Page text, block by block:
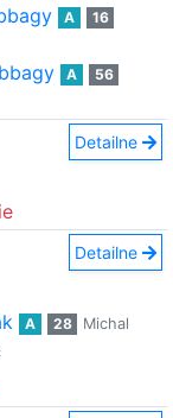
A
16
A
56
Detailne
Detailne
A 28
Michal